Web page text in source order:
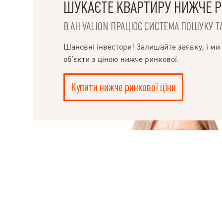
ШУКАЄТЕ КВАРТИРУ НИЖЧЕ
В АН VALION ПРАЦЮЄ СИСТЕМА ПОШУКУ
Шановні інвестори! Залишайте заявку, і
об’єкти з ціною нижче ринкової.
Купити нижче ринкової ціни
НАПИСАТИ
КЕРІВНИКОВІ